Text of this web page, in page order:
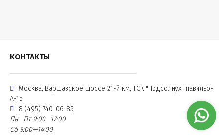
КОНТАКТЫ
Москва, Варшавское шоссе 21-й км, ТСК "Подсолнух" павильон
А-15
8 (495) 740-06-85
Пн—Пт 9:00—17:00
Сб 9:00—14:00